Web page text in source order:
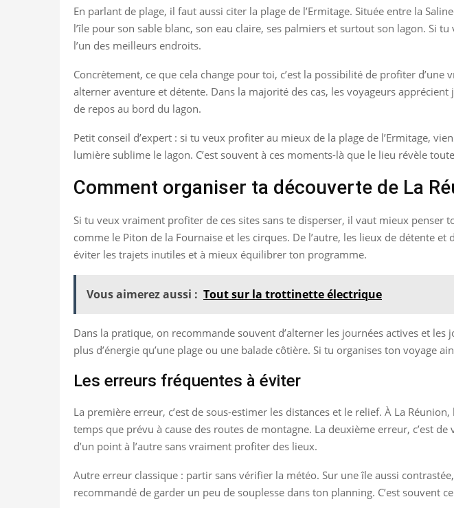
En parlant de plage, il faut aussi citer la plage de l’Ermitage. Située entre la
l’île pour son sable blanc, son eau claire, ses palmiers et surtout son lagon. Si
l’un des meilleurs endroits.
Concrètement, ce que cela change pour toi, c’est la possibilité de profiter
alterner aventure et détente. Dans la majorité des cas, les voyageurs
de repos au bord du lagon.
Petit conseil d’expert : si tu veux profiter au mieux de la plage de l’Ermitage,
lumière sublime le lagon. C’est souvent à ces moments-là que le lieu révèle
Comment organiser ta découverte de La
Si tu veux vraiment profiter de ces sites sans te disperser, il vaut mieux penser
comme le Piton de la Fournaise et les cirques. De l’autre, les lieux de détente et
éviter les trajets inutiles et à mieux équilibrer ton programme.
Vous aimerez aussi : Tout sur la trottinette électrique
Dans la pratique, on recommande souvent d’alterner les journées actives et
plus d’énergie qu’une plage ou une balade côtière. Si tu organises ton voyage
Les erreurs fréquentes à éviter
La première erreur, c’est de sous-estimer les distances et le relief. À La
temps que prévu à cause des routes de montagne. La deuxième erreur, c’est
d’un point à l’autre sans vraiment profiter des lieux.
Autre erreur classique : partir sans vérifier la météo. Sur une île aussi
recommandé de garder un peu de souplesse dans ton planning. C’est